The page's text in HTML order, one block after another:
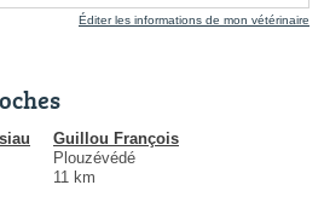
Éditer les informations de mon vétérinaire
Guillou François
Plouzévédé
11 km